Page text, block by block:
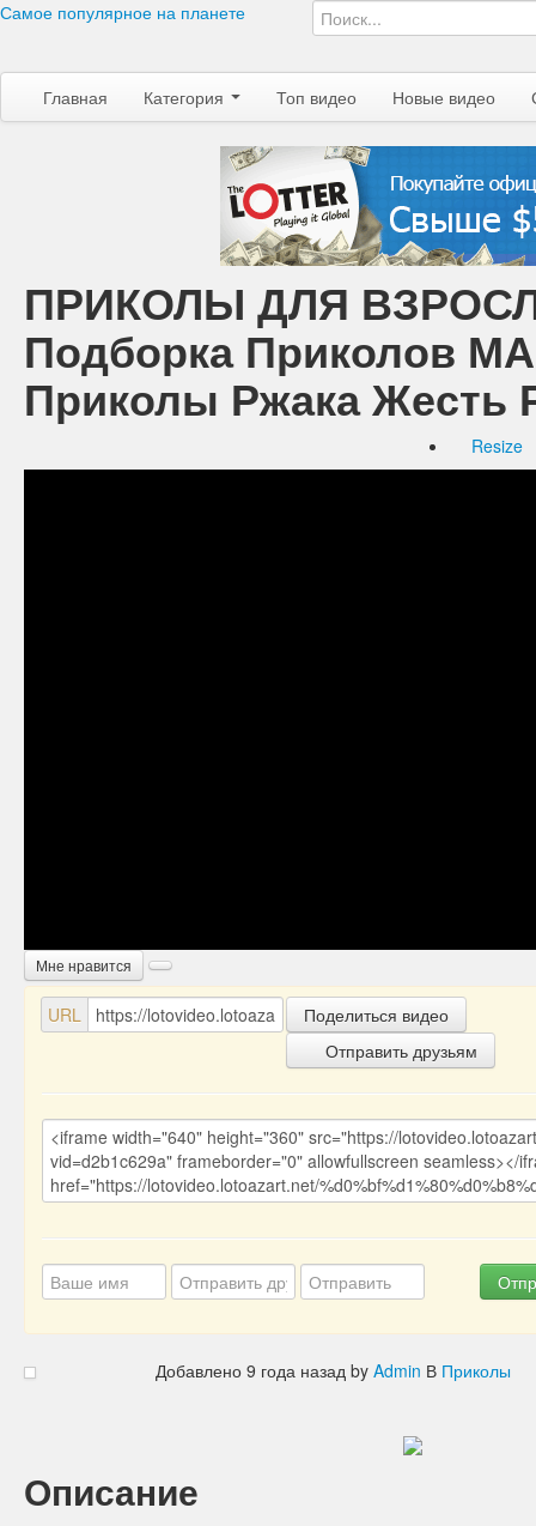
Самое популярное на планете
Главная Категория Топ видео Новые видео
ПРИКОЛЫ ДЛЯ
Подборка Приколов
Приколы Ржака Жесть
Resize
Мне нравится
URL
Поделиться видео
Отправить друзьям
Добавлено9 года назад byAdmin В Приколы
Описание